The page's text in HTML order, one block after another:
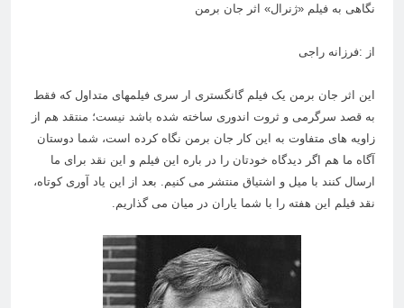
نگاهی به فیلم «ژنرال» اثر جان برمن
از :فرزانه راجی
این اثر جان برمن یک فیلم گانگستری ار سری فیلمهای متداول که فقط
به قصد سرگرمی و ثروت اندوری ساخته شده باشد نیست؛ منتقد هم از
زاویه های متفاوت به این کار جان برمن نگاه کرده است، شما دوستان
آگاه ما هم اگر دیدگاه خودتان را در باره این فیلم و این نقد برای ما
ارسال کنند با میل و اشتیاق منتشر می کنیم. بعد از این یاد آوری کوتاه،
نقد فیلم این هفته را با شما یاران در میان می گذاریم.